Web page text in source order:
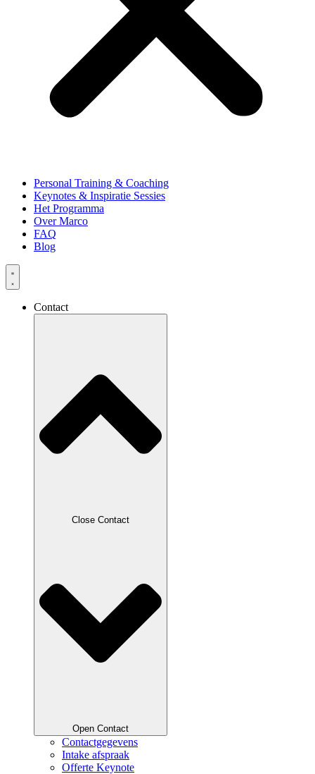
Personal Training & Coaching
Keynotes & Inspiratie Sessies
Het Programma
Over Marco
FAQ
Blog
Contact
Close Contact
Open Contact
Contactgegevens
Intake afspraak
Offerte Keynote